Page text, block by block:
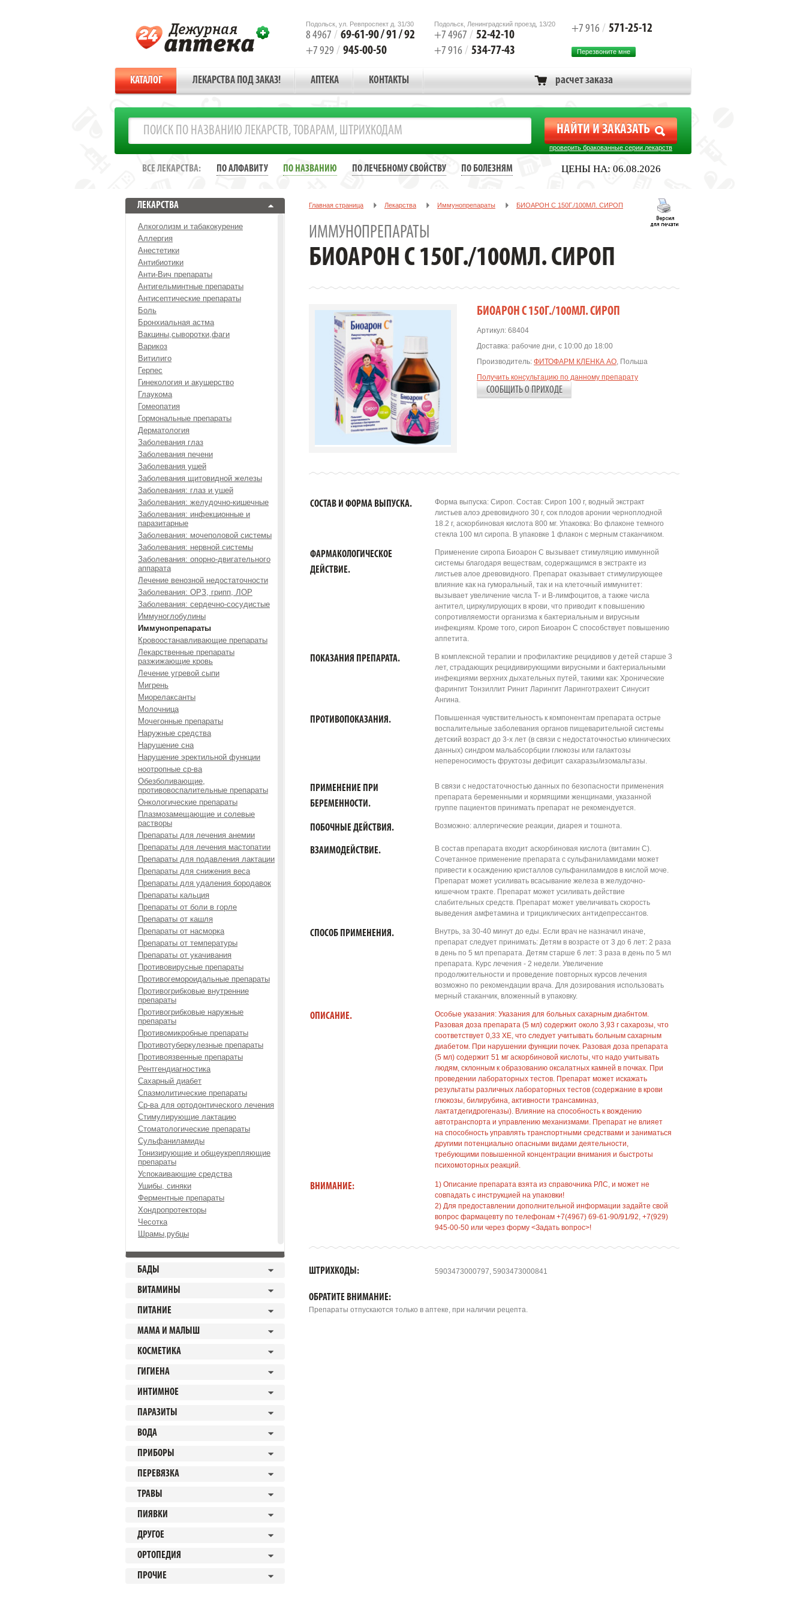
Подольск, ул. Ревпроспект д. 31/30
8 4967 / 69-61-90 / 91 / 92
+7 929 / 945-00-50
Подольск, Ленинградский проезд, 13/20
+7 4967 / 52-42-10
+7 916 / 534-77-43
+7 916 / 571-25-12
Перезвоните мне
КАТАЛОГ ЛЕКАРСТВА ПОД ЗАКАЗ! АПТЕКА КОНТАКТЫ расчет заказа
проверить бракованные серии лекарств
ЦЕНЫ НА: 06.08.2026
ВСЕ ЛЕКАРСТВА: ПО АЛФАВИТУ ПО НАЗВАНИЮ ПО ЛЕЧЕБНОМУ СВОЙСТВУ ПО БОЛЕЗНЯМ
ЛЕКАРСТВА
Алкоголизм и табакокурение
Аллергия
Анестетики
Антибиотики
Анти-Вич препараты
Антигельминтные препараты
Антисептические препараты
Боль
Бронхиальная астма
Вакцины,сыворотки,фаги
Варикоз
Витилиго
Герпес
Гинекология и акушерство
Глаукома
Гомеопатия
Гормональные препараты
Дерматология
Заболевания глаз
Заболевания печени
Заболевания ушей
Заболевания щитовидной железы
Заболевания: глаз и ушей
Заболевания: желудочно-кишечные
Заболевания: инфекционные и
паразитарные
Заболевания: мочеполовой системы
Заболевания: нервной системы
Заболевания: опорно-двигательного
аппарата
Лечение венозной недостаточности
Заболевания: ОРЗ, грипп, ЛОР
Заболевания: сердечно-сосудистые
Иммуноглобулины
Иммунопрепараты
Кровоостанавливающие препараты
Лекарственные препараты
разжижающие кровь
Лечение угревой сыпи
Мигрень
Миорелаксанты
Молочница
Мочегонные препараты
Наружные средства
Нарушение сна
Нарушение эректильной функции
ноотропные ср-ва
Обезболивающие,
противовоспалительные препараты
Онкологические препараты
Плазмозамещающие и солевые
растворы
Препараты для лечения анемии
Препараты для лечения мастопатии
Препараты для подавления лактации
Препараты для снижения веса
Препараты для удаления бородавок
Препараты кальция
Препараты от боли в горле
Препараты от кашля
Препараты от насморка
Препараты от температуры
Препараты от укачивания
Противовирусные препараты
Противогемороидальные препараты
Противогрибковые внутренние
препараты
Противогрибковые наружные
препараты
Противомикробные препараты
Противотуберкулезные препараты
Противоязвенные препараты
Рентгендиагностика
Сахарный диабет
Спазмолитические препараты
Ср-ва для ортодонтического лечения
Стимулирующие лактацию
Стоматологические препараты
Сульфаниламиды
Тонизирующие и общеукрепляющие
препараты
Успокаивающие средства
Ушибы, синяки
Ферментные препараты
Хондропротекторы
Чесотка
Шрамы,рубцы
БАДЫ
ВИТАМИНЫ
ПИТАНИЕ
МАМА И МАЛЫШ
КОСМЕТИКА
ГИГИЕНА
ИНТИМНОЕ
ПАРАЗИТЫ
ВОДА
ПРИБОРЫ
ПЕРЕВЯЗКА
ТРАВЫ
ПИЯВКИ
ДРУГОЕ
ОРТОПЕДИЯ
ПРОЧИЕ
Главная страница Лекарства Иммунопрепараты БИОАРОН С 150Г./100МЛ. СИРОП
ИММУНОПРЕПАРАТЫ
БИОАРОН С 150Г./100МЛ. СИРОП
БИОАРОН С 150Г./100МЛ. СИРОП
Артикул: 68404
Доставка: рабочие дни, с 10:00 до 18:00
Производитель: ФИТОФАРМ КЛЕНКА АО, Польша
Получить консультацию по данному препарату
СООБЩИТЬ О ПРИХОДЕ
СОСТАВ И ФОРМА ВЫПУСКА.
Форма выпуска: Сироп. Состав: Сироп 100 г, водный экстракт
листьев алоэ древовидного 30 г, сок плодов аронии черноплодной
18.2 г, аскорбиновая кислота 800 мг. Упаковка: Во флаконе темного
стекла 100 мл сиропа. В упаковке 1 флакон с мерным стаканчиком.
ФАРМАКОЛОГИЧЕСКОЕ
ДЕЙСТВИЕ.
Применение сиропа Биоарон С вызывает стимуляцию иммунной
системы благодаря веществам, содержащимся в экстракте из
листьев алое древовидного. Препарат оказывает стимулирующее
влияние как на гуморальный, так и на клеточный иммунитет:
вызывает увеличение числа Т- и В-лимфоцитов, а также числа
антител, циркулирующих в крови, что приводит к повышению
сопротивляемости организма к бактериальным и вирусным
инфекциям. Кроме того, сироп Биоарон С способствует повышению
аппетита.
ПОКАЗАНИЯ ПРЕПАРАТА.
В комплексной терапии и профилактике рецидивов у детей старше 3
лет, страдающих рецидивирующими вирусными и бактериальными
инфекциями верхних дыхательных путей, такими как: Хронические
фарингит Тонзиллит Ринит Ларингит Ларинготрахеит Синусит
Ангина.
ПРОТИВОПОКАЗАНИЯ.
Повышенная чувствительность к компонентам препарата острые
воспалительные заболевания органов пищеварительной системы
детский возраст до 3-х лет (в связи с недостаточностью клинических
данных) синдром мальабсорбции глюкозы или галактозы
непереносимость фруктозы дефицит сахаразы/изомальтазы.
ПРИМЕНЕНИЕ ПРИ
БЕРЕМЕННОСТИ.
В связи с недостаточностью данных по безопасности применения
препарата беременными и кормящими женщинами, указанной
группе пациентов принимать препарат не рекомендуется.
ПОБОЧНЫЕ ДЕЙСТВИЯ. Возможно: аллергические реакции, диарея и тошнота.
ВЗАИМОДЕЙСТВИЕ.
В состав препарата входит аскорбиновая кислота (витамин С).
Сочетанное применение препарата с сульфаниламидами может
привести к осаждению кристаллов сульфаниламидов в кислой моче.
Препарат может усиливать всасывание железа в желудочно-
кишечном тракте. Препарат может усиливать действие
слабительных средств. Препарат может увеличивать скорость
выведения амфетамина и трициклических антидепрессантов.
СПОСОБ ПРИМЕНЕНИЯ.
Внутрь, за 30-40 минут до еды. Если врач не назначил иначе,
препарат следует принимать: Детям в возрасте от 3 до 6 лет: 2 раза
в день по 5 мл препарата. Детям старше 6 лет: 3 раза в день по 5 мл
препарата. Курс лечения - 2 недели. Увеличение
продолжительности и проведение повторных курсов лечения
возможно по рекомендации врача. Для дозирования использовать
мерный стаканчик, вложенный в упаковку.
ОПИСАНИЕ.
Особые указания: Указания для больных сахарным диабнтом.
Разовая доза препарата (5 мл) содержит около 3,93 г сахарозы, что
соответствует 0,33 ХЕ, что следует учитывать больным сахарным
диабетом. При нарушении функции почек. Разовая доза препарата
(5 мл) содержит 51 мг аскорбиновой кислоты, что надо учитывать
людям, склонным к образованию оксалатных камней в почках. При
проведении лабораторных тестов. Препарат может искажать
результаты различных лабораторных тестов (содержание в крови
глюкозы, билирубина, активности трансаминаз,
лактатдегидрогеназы). Влияние на способность к вождению
автотранспорта и управлению механизмами. Препарат не влияет
на способность управлять транспортными средствами и заниматься
другими потенциально опасными видами деятельности,
требующими повышенной концентрации внимания и быстроты
психомоторных реакций.
ВНИМАНИЕ:
1) Описание препарата взята из справочника РЛС, и может не
совпадать с инструкцией на упаковки!
2) Для предоставлении дополнительной информации задайте свой
вопрос фармацевту по телефонам +7(4967) 69-61-90/91/92, +7(929)
945-00-50 или через форму <Задать вопрос>!
ШТРИХКОДЫ: 5903473000797, 5903473000841
ОБРАТИТЕ ВНИМАНИЕ:
Препараты отпускаются только в аптеке, при наличии рецепта.